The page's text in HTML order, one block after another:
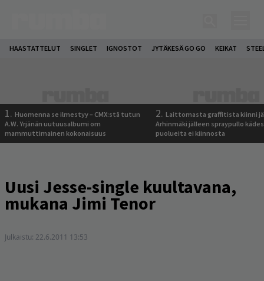
HAASTATTELUT SINGLET IGNOSTOT JYTÄKESÄ GO GO KEIKAT
1. Huomenna se ilmestyy – CMX:stä tutun
A.W. Yrjänän uutuusalbumi om
mammuttimainen kokonaisuus
2. Laittomasta graffitista kiinni
Arhinmäki jälleen spraypullo
puolueita ei kiinnosta
Uusi Jesse-single kuultavana,
mukana Jimi Tenor
Julkaistu: 22.6.2011 13:53